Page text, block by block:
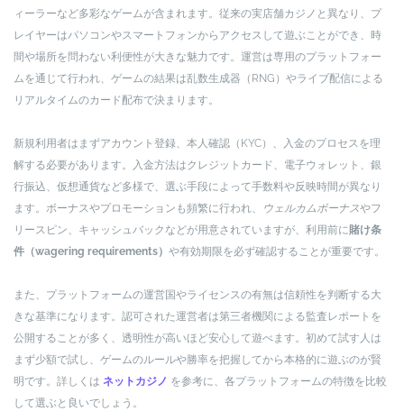
ィーラーなど多彩なゲームが含まれます。従来の実店舗カジノと異なり、プ
レイヤーはパソコンやスマートフォンからアクセスして遊ぶことができ、時
間や場所を問わない利便性が大きな魅力です。運営は専用のプラットフォー
ムを通じて行われ、ゲームの結果は乱数生成器（RNG）やライブ配信による
リアルタイムのカード配布で決まります。
新規利用者はまずアカウント登録、本人確認（KYC）、入金のプロセスを理
解する必要があります。入金方法はクレジットカード、電子ウォレット、銀
行振込、仮想通貨など多様で、選ぶ手段によって手数料や反映時間が異なり
ます。ボーナスやプロモーションも頻繁に行われ、
ウェルカムボーナスやフ
リースピン、キャッシュバックなどが用意されていますが、利用前に 賭け条
件（wagering requirements） や有効期限を必ず確認することが重要です。
また、プラットフォームの運営国やライセンスの有無は信頼性を判断する大
きな基準になります。認可された運営者は第三者機関による監査レポートを
公開することが多く、透明性が高いほど安心して遊べます。初めて試す人は
まず少額で試し、ゲームのルールや勝率を把握してから本格的に遊ぶのが賢
明です。詳しくは ネットカジノ を参考に、各プラットフォームの特徴を比較
して選ぶと良いでしょう。